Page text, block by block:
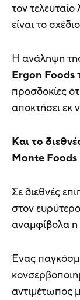
τον
είναι το
Η ανάληψη
Ergon Foods
προσδοκίες
αποκτήσει εκ
Και το
Monte Foods
Σε διεθνές
στον
αναμφίβολα
Ένας
αντιμέτωπος